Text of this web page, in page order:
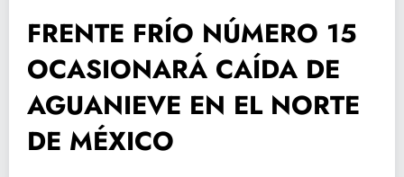
FRENTE FRÍO NÚMERO 15
OCASIONARÁ CAÍDA DE
AGUANIEVE EN EL NORTE
DE MÉXICO